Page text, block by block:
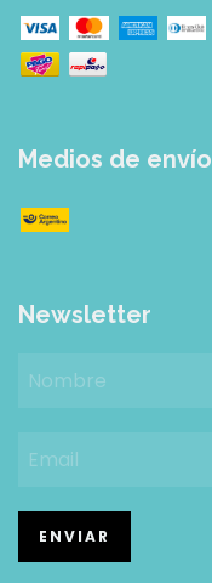
Medios de envío
Newsletter